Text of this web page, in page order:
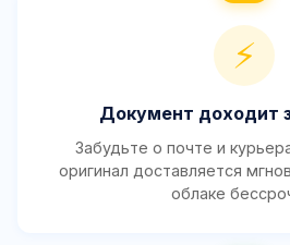
⚡
Документ доходит
Забудьте о почте и
оригинал доставляется
облаке